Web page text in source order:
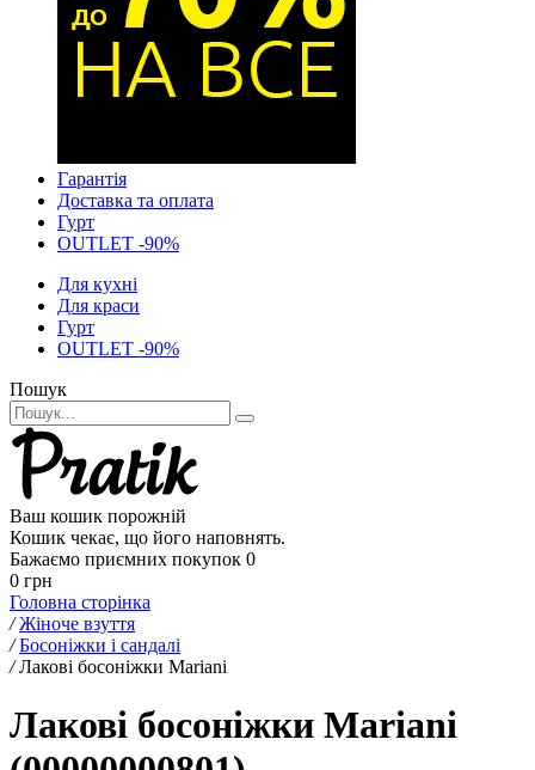
Гарантія
Доставка та оплата
Гурт
OUTLET -90%
Для кухні
Для краси
Гурт
OUTLET -90%
Пошук
Ваш кошик порожній
Кошик чекає, що його наповнять.
Бажаємо приємних покупок 0
0 грн
Головна сторінка
/ Жіноче взуття
/ Босоніжки і сандалі
/ Лакові босоніжки Mariani
Лакові босоніжки Mariani